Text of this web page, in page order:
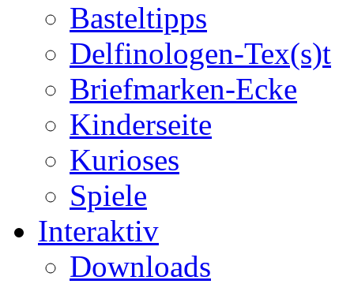
Basteltipps
Delfinologen-Tex(s)t
Briefmarken-Ecke
Kinderseite
Kurioses
Spiele
Interaktiv
Downloads